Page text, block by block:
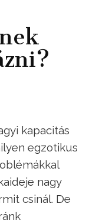
kapacitás
egzotikus
nagy
csinál. De